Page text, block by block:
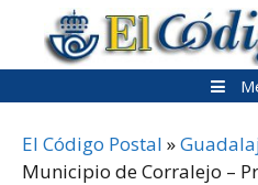
contenido
El Código Postal »
Municipio de Corralejo –